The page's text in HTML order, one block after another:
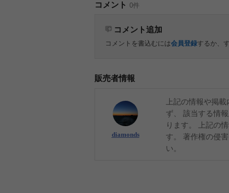
コメント 0件
コメント追加
コメントを書込むには会員登録するか、
販売者情報
diamonds
上記の情報や掲
ず、 該当する情
ります。 上記の
す。 著作権の侵
い。